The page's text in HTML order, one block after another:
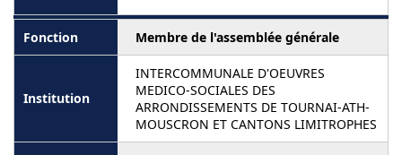
Membre de l'assemblée générale
INTERCOMMUNALE D'OEUVRES
MEDICO-SOCIALES DES
ARRONDISSEMENTS DE TOURNAI-ATH-
MOUSCRON ET CANTONS LIMITROPHES